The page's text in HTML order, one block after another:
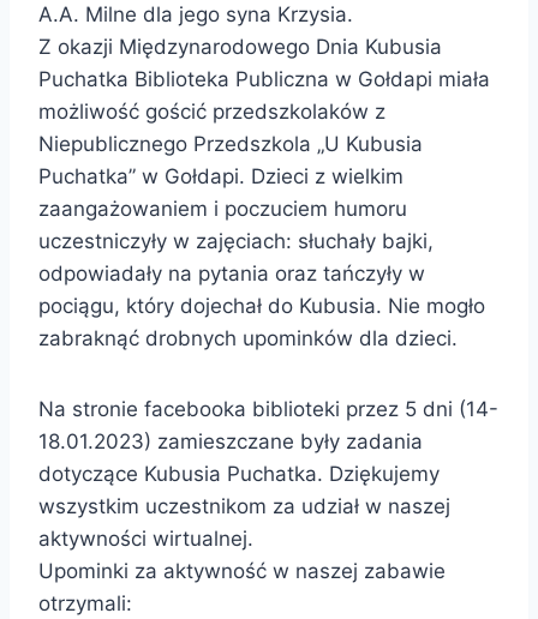
A.A. Milne dla jego syna Krzysia.
Z okazji Międzynarodowego Dnia Kubusia
Puchatka Biblioteka Publiczna w Gołdapi miała
możliwość gościć przedszkolaków z
Niepublicznego Przedszkola „U Kubusia
Puchatka” w Gołdapi. Dzieci z wielkim
zaangażowaniem i poczuciem humoru
uczestniczyły w zajęciach: słuchały bajki,
odpowiadały na pytania oraz tańczyły w
pociągu, który dojechał do Kubusia. Nie mogło
zabraknąć drobnych upominków dla dzieci.
Na stronie facebooka biblioteki przez 5 dni (14-
18.01.2023) zamieszczane były zadania
dotyczące Kubusia Puchatka. Dziękujemy
wszystkim uczestnikom za udział w naszej
aktywności wirtualnej.
Upominki za aktywność w naszej zabawie
otrzymali: